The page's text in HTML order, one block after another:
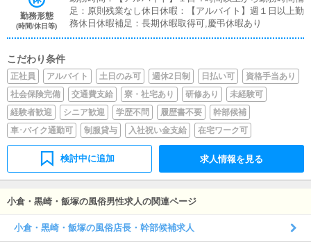
勤務形態
(時間/休日等)
足：原則残業なし休日休暇：【アルバイト】週１日以上勤
務休日休暇補足：長期休暇取得可,慶弔休暇あり
こだわり条件
正社員 アルバイト 土日のみ可 週休2日制 日払い可
資格手当あり
社会保険完備
交通費支給 寮・社宅あり 研修あり
未経験可
経験者歓迎
シニア歓迎 学歴不問 履歴書不要
幹部候補
車･バイク通勤可
制服貸与 入社祝い金支給 在宅ワーク可
検討中に追加 求人情報を見る
小倉・黒崎・飯塚の風俗男性求人の関連ページ
小倉・黒崎・飯塚の風俗店長・幹部候補求人